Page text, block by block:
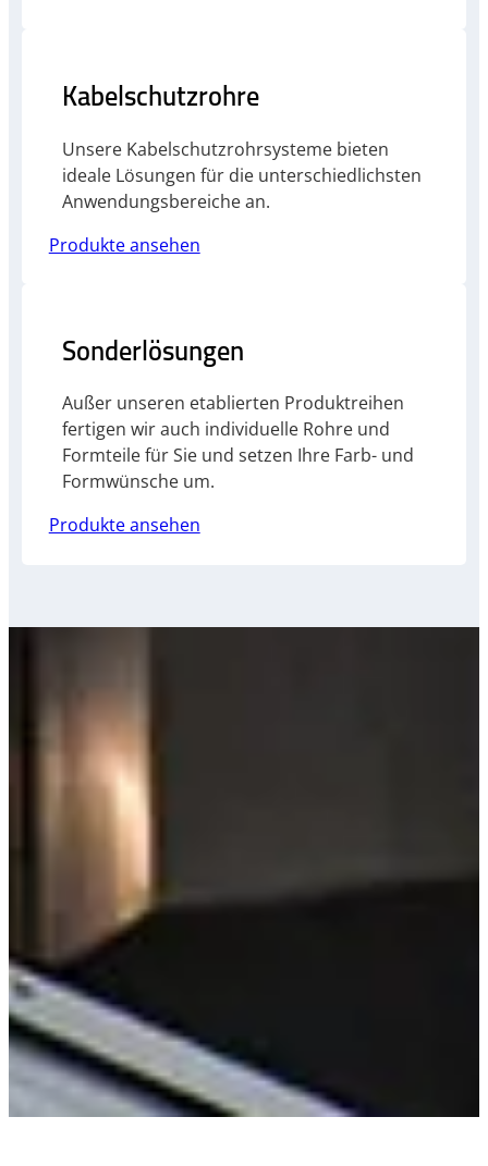
Kabelschutzrohre
Unsere Kabelschutzrohrsysteme bieten
ideale Lösungen für die unterschiedlichsten
Anwendungsbereiche an.
Produkte ansehen
Sonderlösungen
Außer unseren etablierten Produktreihen
fertigen wir auch individuelle Rohre und
Formteile für Sie und setzen Ihre Farb- und
Formwünsche um.
Produkte ansehen